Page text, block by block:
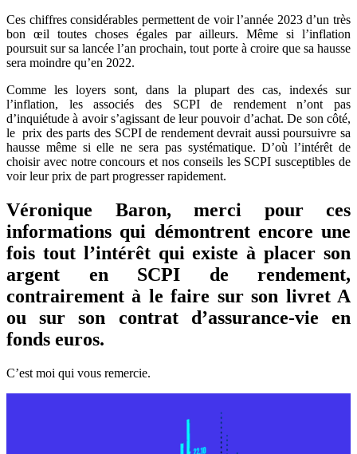
Ces chiffres considérables permettent de voir l’année 2023 d’un très
bon œil toutes choses égales par ailleurs. Même si l’inflation
poursuit sur sa lancée l’an prochain, tout porte à croire que sa hausse
sera moindre qu’en 2022.
Comme les loyers sont, dans la plupart des cas, indexés sur
l’inflation, les associés des SCPI de rendement n’ont pas
d’inquiétude à avoir s’agissant de leur pouvoir d’achat. De son côté,
le prix des parts des SCPI de rendement devrait aussi poursuivre sa
hausse même si elle ne sera pas systématique. D’où l’intérêt de
choisir avec notre concours et nos conseils les SCPI susceptibles de
voir leur prix de part progresser rapidement.
Véronique Baron, merci pour ces
informations qui démontrent encore une
fois tout l’intérêt qui existe à placer son
argent en SCPI de rendement,
contrairement à le faire sur son livret A
ou sur son contrat d’assurance-vie en
fonds euros.
C’est moi qui vous remercie.